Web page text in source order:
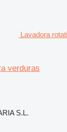
Lavadora
verduras
S.L.